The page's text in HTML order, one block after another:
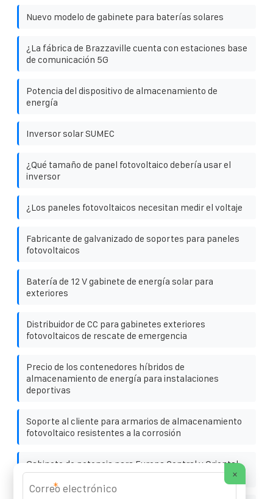
Nuevo modelo de gabinete para baterías solares
¿La fábrica de Brazzaville cuenta con estaciones base
de comunicación 5G
Potencia del dispositivo de almacenamiento de
energía
Inversor solar SUMEC
¿Qué tamaño de panel fotovoltaico debería usar el
inversor
¿Los paneles fotovoltaicos necesitan medir el voltaje
Fabricante de galvanizado de soportes para paneles
fotovoltaicos
Batería de 12 V gabinete de energía solar para
exteriores
Distribuidor de CC para gabinetes exteriores
fotovoltaicos de rescate de emergencia
Precio de los contenedores híbridos de
almacenamiento de energía para instalaciones
deportivas
Soporte al cliente para armarios de almacenamiento
fotovoltaico resistentes a la corrosión
Gabinete de potencia para Europa Central y Oriental
150 kW
×
*